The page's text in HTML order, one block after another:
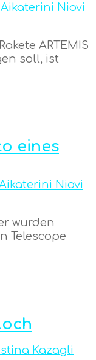
Aikaterini Niovi
ARTEMIS
soll, ist
eines
Niovi
wurden
Telescope
Kazagli